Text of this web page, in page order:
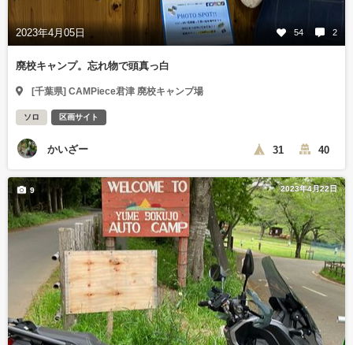
2023年4月05日 54 2
廃校キャンプ。忘れ物で頭真っ白
[千葉県] CAMPiece君津 廃校キャンプ場
ソロ 区画サイト
かいざー 31 40
2023年4月22日
9